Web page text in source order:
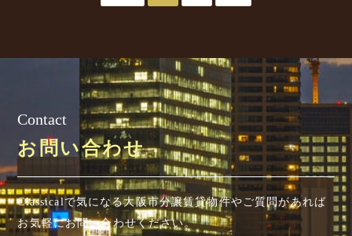
Contact
お問い合わせ
Classicalで気になる大阪市分譲賃貸物件やご質問があれば
お気軽にお問い合わせください。